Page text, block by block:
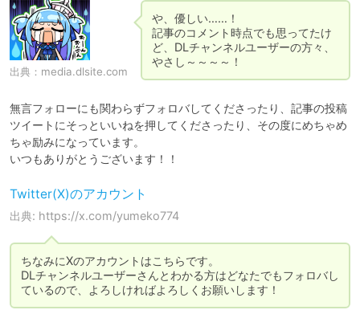
出典： media.dlsite.com
や、優しい……！
記事のコメント時点でも思ってたけ
ど、DLチャンネルユーザーの方々、
やさし～～～～！
無言フォローにも関わらずフォロバしてくださったり、記事の投稿
ツイートにそっといいねを押してくださったり、その度にめちゃめ
ちゃ励みになっています。
いつもありがとうございます！！
Twitter(X)のアカウント
出典: https://x.com/yumeko774
ちなみにXのアカウントはこちらです。
DLチャンネルユーザーさんとわかる方はどなたでもフォロバし
ているので、よろしければよろしくお願いします！